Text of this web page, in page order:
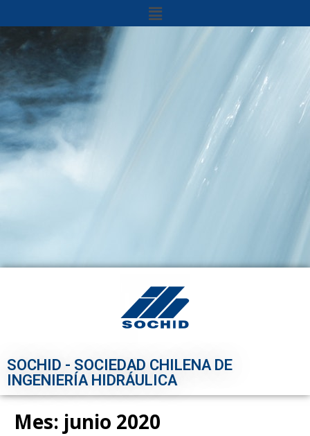
SOCHID - SOCIEDAD CHILENA DE
INGENIERÍA HIDRÁULICA
Mes: junio 2020